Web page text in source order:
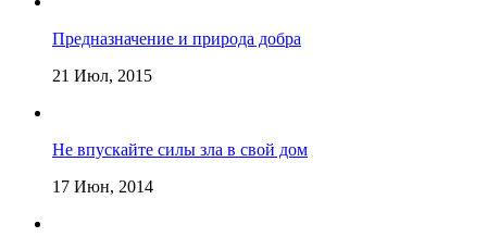
Предназначение и природа добра
21 Июл, 2015
Не впускайте силы зла в свой дом
17 Июн, 2014